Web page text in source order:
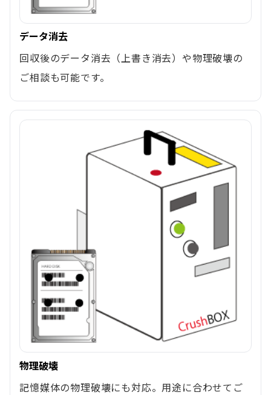
データ消去
回収後のデータ消去（上書き消去）や物理破壊の
ご相談も可能です。
物理破壊
記憶媒体の物理破壊にも対応。用途に合わせてご